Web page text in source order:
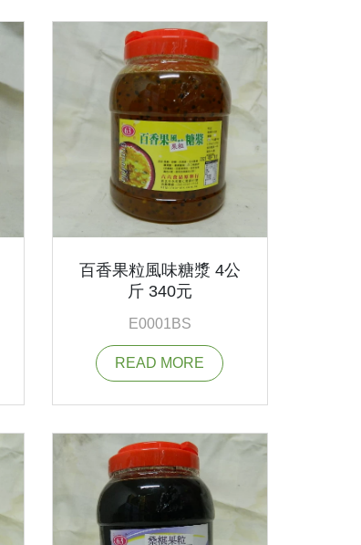
百香果粒風味糖漿 4公
斤 340元
E0001BS
READ MORE